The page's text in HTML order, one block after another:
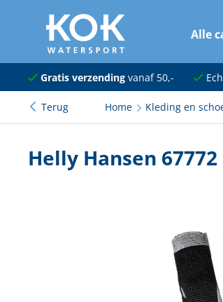
naar hoofdinhoud
Alle
Navigatie
Dekuitrusting
Onderhoud en verf
Kleding en schoenen
Gratis verzendingvanaf 50,-
Terug Home Kleding en
Helly Hansen